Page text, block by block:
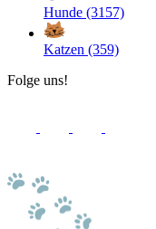
Hunde (3157)
Katzen (359)
Folge uns!